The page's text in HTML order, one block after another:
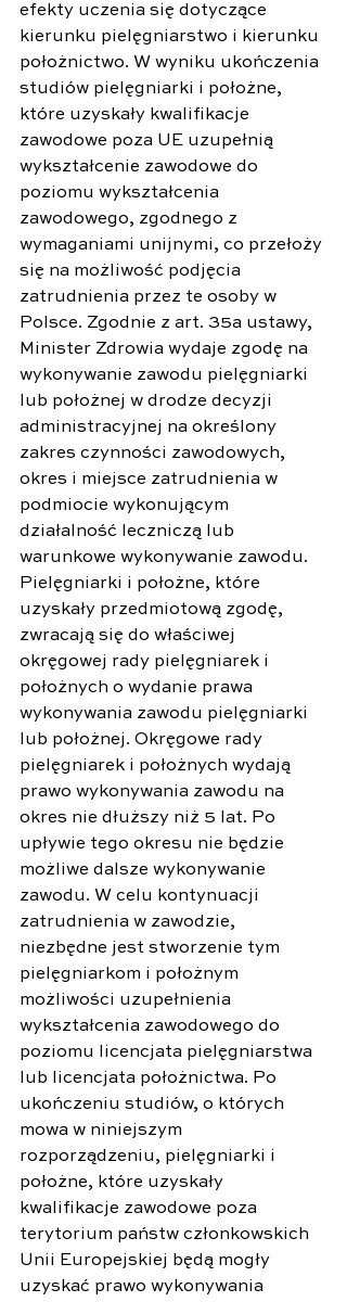
efekty uczenia się dotyczące
kierunku pielęgniarstwo i kierunku
położnictwo. W wyniku ukończenia
studiów pielęgniarki i położne,
które uzyskały kwalifikacje
zawodowe poza UE uzupełnią
wykształcenie zawodowe do
poziomu wykształcenia
zawodowego, zgodnego z
wymaganiami unijnymi, co przełoży
się na możliwość podjęcia
zatrudnienia przez te osoby w
Polsce. Zgodnie z art. 35a ustawy,
Minister Zdrowia wydaje zgodę na
wykonywanie zawodu pielęgniarki
lub położnej w drodze decyzji
administracyjnej na określony
zakres czynności zawodowych,
okres i miejsce zatrudnienia w
podmiocie wykonującym
działalność leczniczą lub
warunkowe wykonywanie zawodu.
Pielęgniarki i położne, które
uzyskały przedmiotową zgodę,
zwracają się do właściwej
okręgowej rady pielęgniarek i
położnych o wydanie prawa
wykonywania zawodu pielęgniarki
lub położnej. Okręgowe rady
pielęgniarek i położnych wydają
prawo wykonywania zawodu na
okres nie dłuższy niż 5 lat. Po
upływie tego okresu nie będzie
możliwe dalsze wykonywanie
zawodu. W celu kontynuacji
zatrudnienia w zawodzie,
niezbędne jest stworzenie tym
pielęgniarkom i położnym
możliwości uzupełnienia
wykształcenia zawodowego do
poziomu licencjata pielęgniarstwa
lub licencjata położnictwa. Po
ukończeniu studiów, o których
mowa w niniejszym
rozporządzeniu, pielęgniarki i
położne, które uzyskały
kwalifikacje zawodowe poza
terytorium państw członkowskich
Unii Europejskiej będą mogły
uzyskać prawo wykonywania